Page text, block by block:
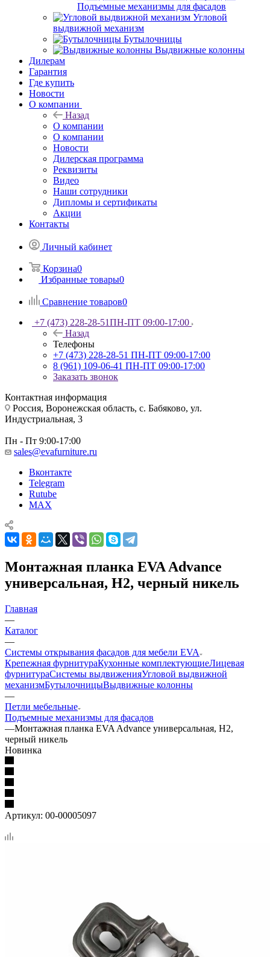
Подъемные механизмы для фасадов
Угловой
выдвижной механизм
Бутылочницы
Выдвижные колонны
Дилерам
Гарантия
Где купить
Новости
О компании
Назад
О компании
О компании
Новости
Дилерская программа
Реквизиты
Видео
Наши сотрудники
Дипломы и сертификаты
Акции
Контакты
Личный кабинет
Корзина0
Избранные товары0
Сравнение товаров0
+7 (473) 228-28-51ПН-ПТ 09:00-17:00
Назад
Телефоны
+7 (473) 228-28-51 ПН-ПТ 09:00-17:00
8 (961) 109-06-41 ПН-ПТ 09:00-17:00
Заказать звонок
Контактная информация
Россия, Воронежская область, с. Бабяково, ул.
Индустриальная, 3
Пн - Пт 9:00-17:00
sales@evafurniture.ru
Вконтакте
Telegram
Rutube
MAX
Монтажная планка EVA Advance
универсальная, H2, черный никель
Главная
—
Каталог
—
Системы открывания фасадов для мебели EVA
Крепежная фурнитураКухонные комплектующиеЛицевая
фурнитураСистемы выдвиженияУгловой выдвижной
механизмБутылочницыВыдвижные колонны
—
Петли мебельные
Подъемные механизмы для фасадов
—Монтажная планка EVA Advance универсальная, H2,
черный никель
Новинка
Артикул: 00-00005097